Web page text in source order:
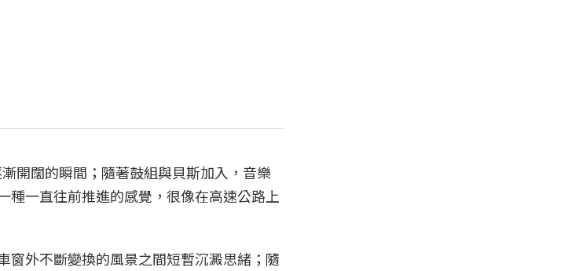
開闊的瞬間；隨著鼓組與貝斯加入，音樂
一直往前推進的感覺，很像在高速公路上
窗外不斷變換的風景之間短暫沉澱思緒；隨